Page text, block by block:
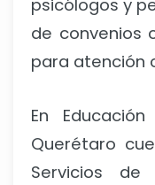
psicólogos y
de convenios
para atención
En
Querétaro
Servicios